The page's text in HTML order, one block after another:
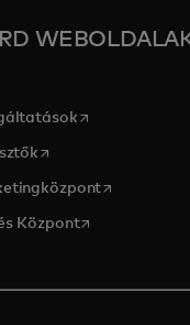
in a new tab
opens in a new
opens in a new tab
opens in a
Központopens in a new